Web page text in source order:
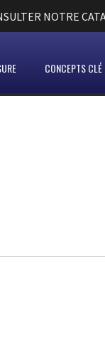
NOTRE
CONCEPTS CLÉ